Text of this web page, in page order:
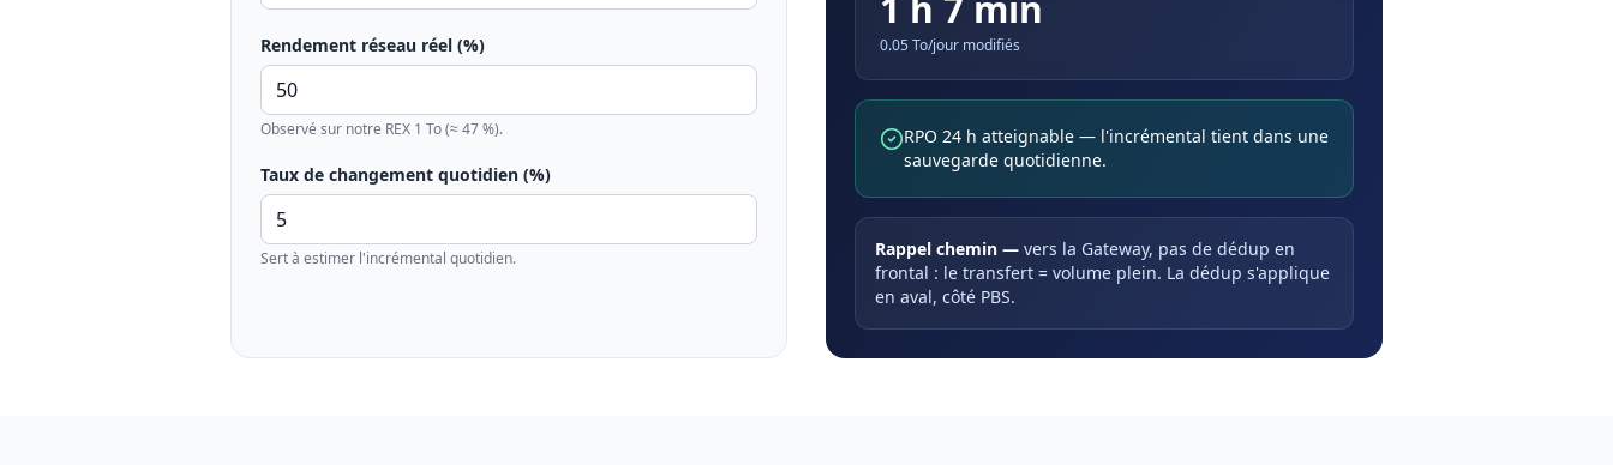
Rendement réseau réel (%)
Observé sur notre REX 1 To (≈ 47 %).
Taux de changement quotidien (%)
Sert à estimer l'incrémental quotidien.
0.05 To/jour modifiés
RPO 24 h atteignable — l'incrémental tient dans une
sauvegarde quotidienne.
Rappel chemin — vers la Gateway, pas de dédup en
frontal : le transfert = volume plein. La dédup s'applique
en aval, côté PBS.